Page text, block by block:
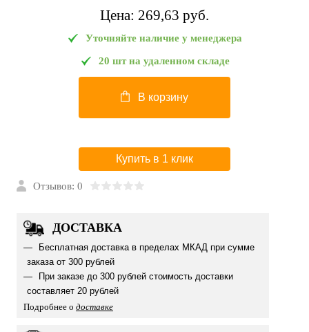
Цена: 269,63 pуб.
Уточняйте наличие у менеджера
20 шт на удаленном складе
В корзину
Купить в 1 клик
Отзывов: 0
ДОСТАВКА
Бесплатная доставка в пределах МКАД при сумме
заказа от 300 рублей
При заказе до 300 рублей стоимость доставки
составляет 20 рублей
Подробнее о доставке